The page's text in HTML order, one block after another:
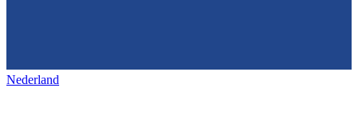
Nederland